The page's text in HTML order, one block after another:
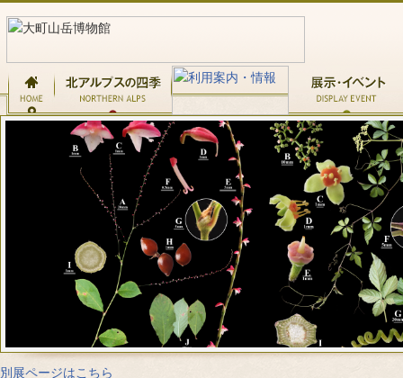
別展ページはこちら